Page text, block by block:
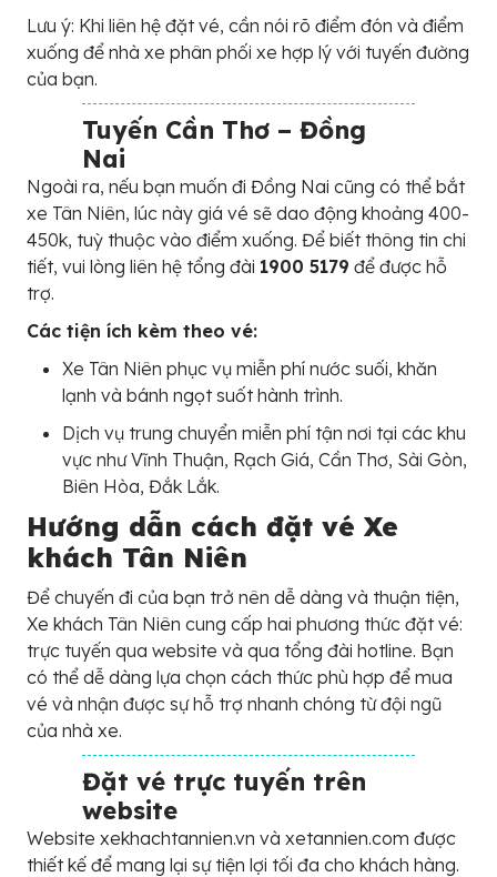
Lưu ý: Khi liên hệ đặt vé, cần nói rõ điểm đón và điểm
xuống để nhà xe phân phối xe hợp lý với tuyến đường
của bạn.
Tuyến Cần Thơ – Đồng
Nai
Ngoài ra, nếu bạn muốn đi Đồng Nai cũng có thể bắt
xe Tân Niên, lúc này giá vé sẽ dao động khoảng 400-
450k, tuỳ thuộc vào điểm xuống. Để biết thông tin chi
tiết, vui lòng liên hệ tổng đài 1900 5179 để được hỗ
trợ.
Các tiện ích kèm theo vé:
Xe Tân Niên phục vụ miễn phí nước suối, khăn
lạnh và bánh ngọt suốt hành trình.
Dịch vụ trung chuyển miễn phí tận nơi tại các khu
vực như Vĩnh Thuận, Rạch Giá, Cần Thơ, Sài Gòn,
Biên Hòa, Đắk Lắk.
Hướng dẫn cách đặt vé Xe
khách Tân Niên
Để chuyến đi của bạn trở nên dễ dàng và thuận tiện,
Xe khách Tân Niên cung cấp hai phương thức đặt vé:
trực tuyến qua website và qua tổng đài hotline. Bạn
có thể dễ dàng lựa chọn cách thức phù hợp để mua
vé và nhận được sự hỗ trợ nhanh chóng từ đội ngũ
của nhà xe.
Đặt vé trực tuyến trên
website
Website xekhachtannien.vn và xetannien.com được
thiết kế để mang lại sự tiện lợi tối đa cho khách hàng.